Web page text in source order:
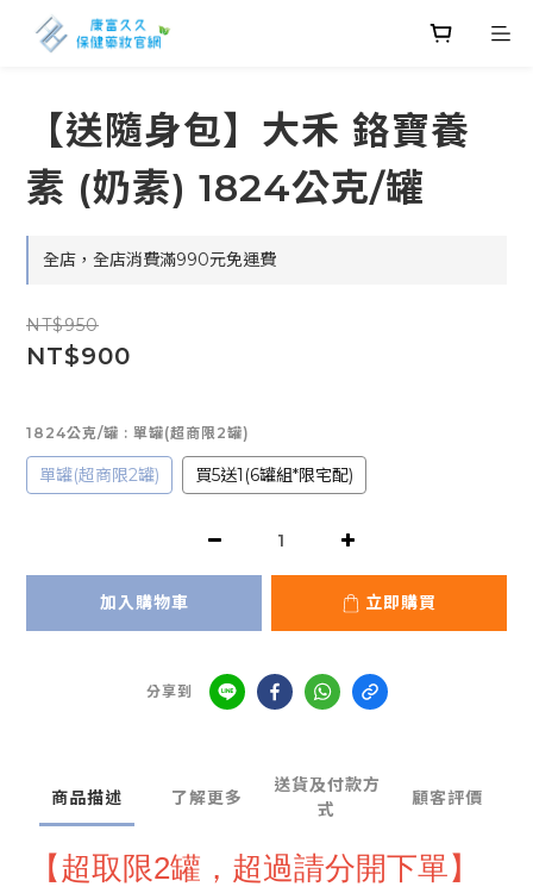
【送隨身包】大禾 鉻寶養
素 (奶素) 1824公克/罐
全店，全店消費滿990元免運費
NT$950
NT$900
1824公克/罐 : 單罐(超商限2罐)
單罐(超商限2罐) 買5送1(6罐組*限宅配)
加入購物車 立即購買
分享到
商品描述 了解更多
送貨及付款方
式
顧客評價
【超取限2罐，超過請分開下單】